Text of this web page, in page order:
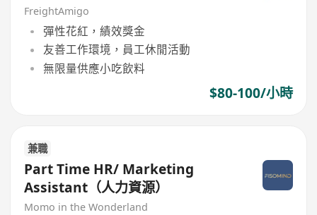
FreightAmigo
彈性花紅，績效獎金
友善工作環境，員工休閒活動
無限量供應小吃飲料
$80-100/小時
兼職
Part Time HR/ Marketing
Assistant（人力資源）
Momo in the Wonderland